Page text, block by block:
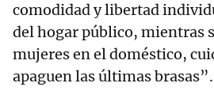
comodidad y libertad
del hogar público, mientras
mujeres en el doméstico,
apaguen las últimas brasas”.